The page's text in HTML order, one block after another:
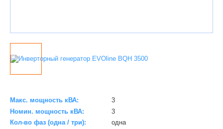
Макс. мощность кВА:
3
Номин. мощность кВА:
3
Кол-во фаз (одна / три):
одна